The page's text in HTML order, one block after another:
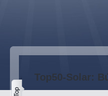
Top50-Solar: